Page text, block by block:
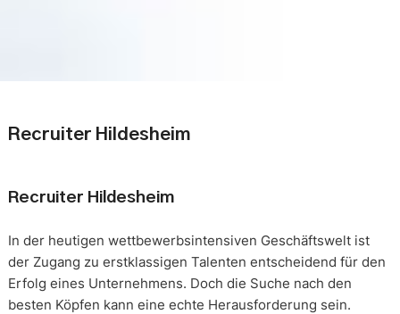
Recruiter Hildesheim
Recruiter Hildesheim
In der heutigen wettbewerbsintensiven Geschäftswelt ist
der Zugang zu erstklassigen Talenten entscheidend für den
Erfolg eines Unternehmens. Doch die Suche nach den
besten Köpfen kann eine echte Herausforderung sein.